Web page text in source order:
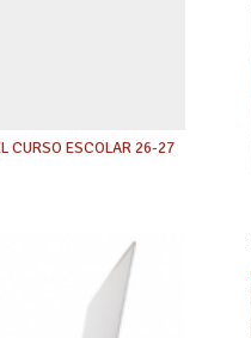
CURSO ESCOLAR 26-27